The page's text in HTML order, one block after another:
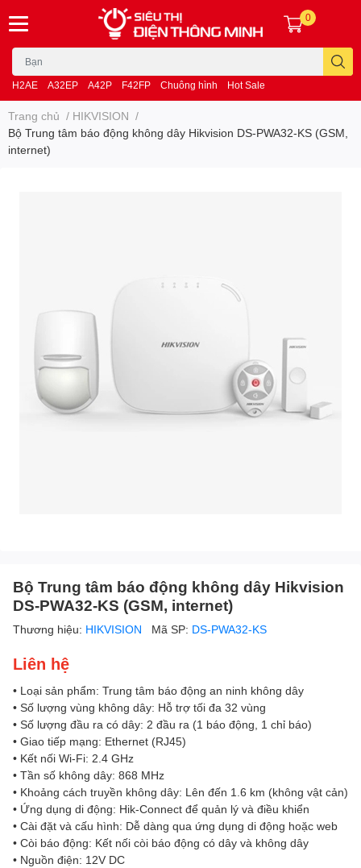
H2AE A32EP A42P F42FP Chuông hình Hot Sale
0
Trang chủ / HIKVISION /
Bộ Trung tâm báo động không dây Hikvision DS-PWA32-KS (GSM,
internet)
Bộ Trung tâm báo động không dây Hikvision
DS-PWA32-KS (GSM, internet)
Thương hiệu: HIKVISION Mã SP: DS-PWA32-KS
Liên hệ
• Loại sản phẩm: Trung tâm báo động an ninh không dây
• Số lượng vùng không dây: Hỗ trợ tối đa 32 vùng
• Số lượng đầu ra có dây: 2 đầu ra (1 báo động, 1 chỉ báo)
• Giao tiếp mạng: Ethernet (RJ45)
• Kết nối Wi-Fi: 2.4 GHz
• Tần số không dây: 868 MHz
• Khoảng cách truyền không dây: Lên đến 1.6 km (không vật cản)
• Ứng dụng di động: Hik-Connect để quản lý và điều khiển
• Cài đặt và cấu hình: Dễ dàng qua ứng dụng di động hoặc web
• Còi báo động: Kết nối còi báo động có dây và không dây
• Nguồn điện: 12V DC